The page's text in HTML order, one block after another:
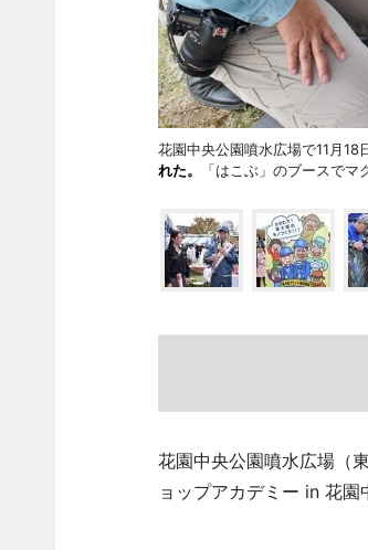
花園中央公園噴水広場で11月18日
れた。
「はこぶ」のブースで
花園中央公園噴水広場（
ョップアカデミー in 花園